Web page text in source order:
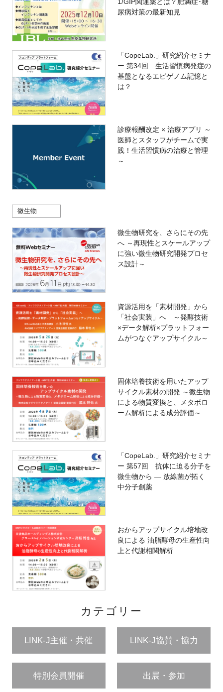
1/GIP関連薬とは？肥満症･糖
尿病対策の最新知見
「CopeLab.」研究紹介セミナ
ー 第34回 生活習慣病発症の
基盤となるエピゲノム記憶と
は？
診療報酬改定 × 治療アプリ ～
医師とスタッフがチームで実
践！生活習慣病の治療と管理
～
微生物
微生物研究を、さらにその先
へ ～再現性とスケールアップ
に強い微生物研究開発プロセ
ス設計～
資源活用を「素材開発」から
「社会実装」へ ～発酵技術
×データ解析×プラットフォー
ムがつなぐアップサイクル～
固体培養技術を用いたアップ
サイクル素材の開発 ～微生物
による物質変換と、メタボロ
ーム解析による成分評価～
「CopeLab.」研究紹介セミナ
ー 第57回 抗体に迫る分子を
微生物から ― 放線菌が拓く
中分子創薬
おからアップサイクル培地改
良による 油脂酵母の生産性向
上と代謝相関解析
カテゴリー
LINK-J主催・共催 LINK-J協賛・協力
特別会員開催 出展・参加